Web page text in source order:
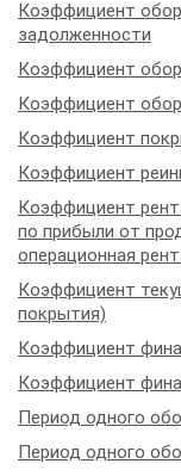
Коэффициент
задолженности
Коэффициент
Коэффициент
Коэффициент
Коэффициент
Коэффициент
по прибыли от
операционная
Коэффициент
покрытия)
Коэффициент
Коэффициент
Период одного
Период одного